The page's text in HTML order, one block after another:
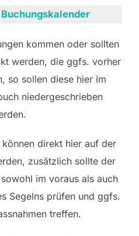
kommen oder sollten
werden, die ggfs. vorher
so sollen diese hier im
niedergeschrieben
können direkt hier auf der
zusätzlich sollte der
im voraus als auch
Segelns prüfen und ggfs.
treffen.